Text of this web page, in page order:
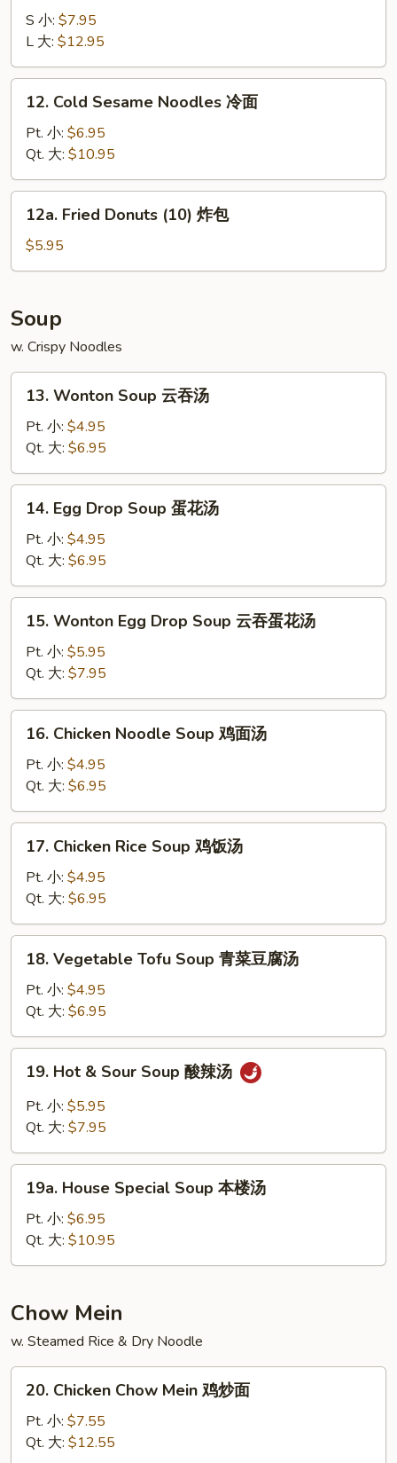
Spare
Ribs
无
骨
S 小: $7.95
L 大: $12.95
Cold
Sesame
Noodles
冷
面
12. Cold Sesame Noodles 冷面
Pt. 小: $6.95
Qt. 大: $10.95
Fried
Donuts
(10)
包
12a. Fried Donuts (10) 炸包
$5.95
Soup
w. Crispy Noodles
Wonton
Soup
吞
汤
13. Wonton Soup 云吞汤
Pt. 小: $4.95
Qt. 大: $6.95
Egg
Drop
Soup
蛋
花
14. Egg Drop Soup 蛋花汤
Pt. 小: $4.95
Qt. 大: $6.95
Wonton
Egg
Drop
Soup
云
15. Wonton Egg Drop Soup 云吞蛋花汤
Pt. 小: $5.95
Qt. 大: $7.95
Chicken
Noodle
Soup
鸡
面
16. Chicken Noodle Soup 鸡面汤
Pt. 小: $4.95
Qt. 大: $6.95
Chicken
Rice
Soup
鸡
饭
17. Chicken Rice Soup 鸡饭汤
Pt. 小: $4.95
Qt. 大: $6.95
Vegetable
Tofu
Soup
青
菜
18. Vegetable Tofu Soup 青菜豆腐汤
Pt. 小: $4.95
Qt. 大: $6.95
Hot
Sour
酸
19. Hot & Sour Soup 酸辣汤
Pt. 小: $5.95
Qt. 大: $7.95
House
Special
Soup
本
汤
19a. House Special Soup 本楼汤
Pt. 小: $6.95
Qt. 大: $10.95
Chow Mein
w. Steamed Rice & Dry Noodle
Chicken
Chow
Mein
20. Chicken Chow Mein 鸡炒面
Pt. 小: $7.55
Qt. 大: $12.55